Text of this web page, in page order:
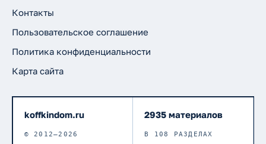
Контакты
Пользовательское соглашение
Политика конфиденциальности
Карта сайта
koffkindom.ru
© 2012–2026
2935 материалов
В 108 РАЗДЕЛАХ